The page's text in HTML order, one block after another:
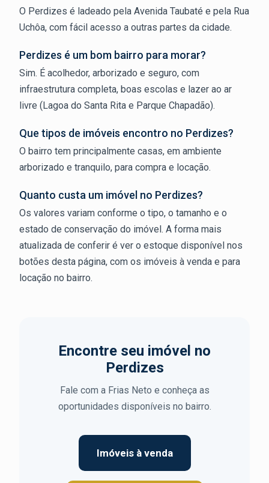
O Perdizes é ladeado pela Avenida Taubaté e pela Rua
Uchôa, com fácil acesso a outras partes da cidade.
Perdizes é um bom bairro para morar?
Sim. É acolhedor, arborizado e seguro, com
infraestrutura completa, boas escolas e lazer ao ar
livre (Lagoa do Santa Rita e Parque Chapadão).
Que tipos de imóveis encontro no Perdizes?
O bairro tem principalmente casas, em ambiente
arborizado e tranquilo, para compra e locação.
Quanto custa um imóvel no Perdizes?
Os valores variam conforme o tipo, o tamanho e o
estado de conservação do imóvel. A forma mais
atualizada de conferir é ver o estoque disponível nos
botões desta página, com os imóveis à venda e para
locação no bairro.
Encontre seu imóvel no
Perdizes
Fale com a Frias Neto e conheça as
oportunidades disponíveis no bairro.
Imóveis à venda